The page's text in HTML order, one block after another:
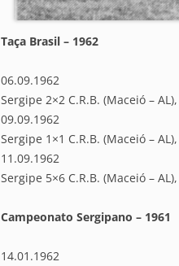
Taça Brasil – 1962
06.09.1962
Sergipe 2×2 C.R.B. (Maceió –
09.09.1962
Sergipe 1×1 C.R.B. (Maceió –
11.09.1962
Sergipe 5×6 C.R.B. (Maceió –
Campeonato Sergipano – 1961
14.01.1962